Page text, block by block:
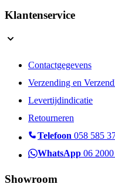
Klantenservice
Contactgegevens
Verzending en
Levertijdindicatie
Retourneren
Telefoon 058 585
WhatsApp 06
Showroom